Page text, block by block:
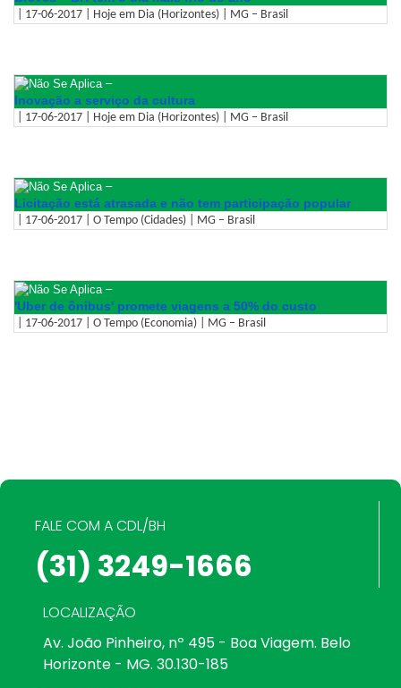
| 17-06-2017 | Hoje em Dia (Horizontes) | MG – Brasil
–
Inovação a serviço da cultura
| 17-06-2017 | Hoje em Dia (Horizontes) | MG – Brasil
–
Licitação está atrasada e não tem participação popular
| 17-06-2017 | O Tempo (Cidades) | MG – Brasil
–
'Uber de ônibus' promete viagens a 50% do custo
| 17-06-2017 | O Tempo (Economia) | MG – Brasil
FALE COM A CDL/BH
(31) 3249-1666
LOCALIZAÇÃO
Av. João Pinheiro, nº 495 - Boa Viagem. Belo
Horizonte - MG. 30.130-185